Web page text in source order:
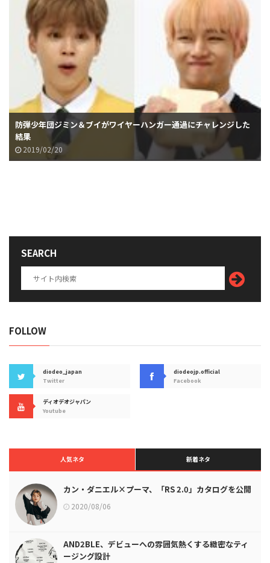
防弾少年団ジミン＆ブイがワイヤーハンガー通過にチャレンジした
結果
2019/02/20
SEARCH
FOLLOW
diodeo_japan
Twitter
diodeojp.official
Facebook
ディオデオジャパン
Youtube
人気ネタ 新着ネタ
カン・ダニエル×プーマ、「RS 2.0」カタログを公開
2020/08/06
AND2BLE、デビューへの雰囲気熱くする緻密なティ
ージング設計